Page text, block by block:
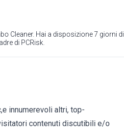
Cleaner. Hai a disposizione 7 giorni di
di PCRisk.
innumerevoli altri, top-
contenuti discutibili e/o